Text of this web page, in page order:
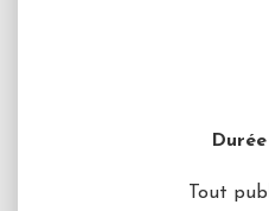
Durée
Tout